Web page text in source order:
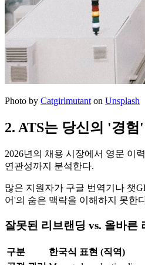
Photo by Catgirlmutant on Unsplash
2. ATS는 당신의 '경
2026년의 채용 시장에서 영문 이
연관성까지 분석한다.
많은 지원자가 구글 번역기나 챗
어'의 숨은 맥락을 이해하지 못한
잘못된 리브랜딩 vs. 올바른
구분 한국식 표현 (직역)